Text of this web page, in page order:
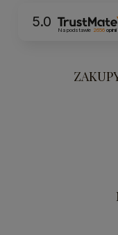
5.0
Na podstawie 2656opinii